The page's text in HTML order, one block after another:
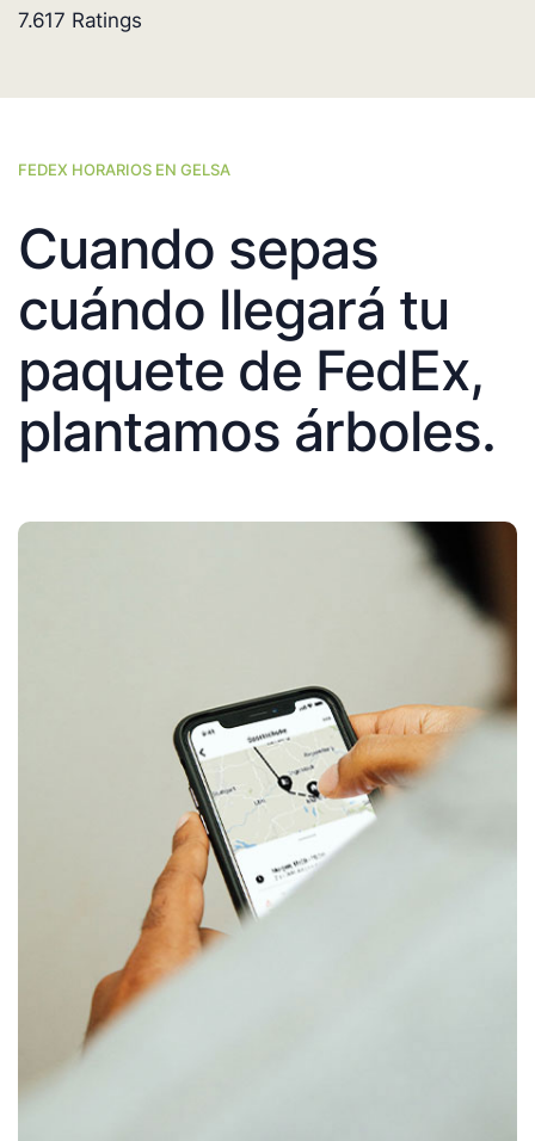
7.617 Ratings
FEDEX HORARIOS EN GELSA
Cuando sepas
cuándo llegará tu
paquete de FedEx,
plantamos árboles.